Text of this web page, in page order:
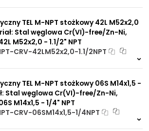
TEL M-NPT stożkowy 42L M52x2,0
Stal węglowa Cr(VI)-free/Zn-Ni,
M52x2,0 - 1.1/2" NPT
CRV-42LM52x2,0-1.1/2NPT
TEL M-NPT stożkowy 06S M14x1,5 -
Stal węglowa Cr(VI)-free/Zn-Ni,
M14x1,5 - 1/4" NPT
CRV-06SM14x1,5-1/4NPT